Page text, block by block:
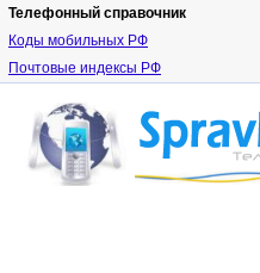
Телефонный справочник
Коды мобильных РФ
Почтовые индексы РФ